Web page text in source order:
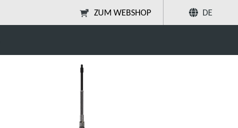
ZUM WEBSHOP DE
Teilen